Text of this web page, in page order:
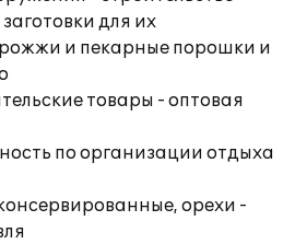
для их
и пекарные порошки и
товары - оптовая
по организации отдыха
орехи -